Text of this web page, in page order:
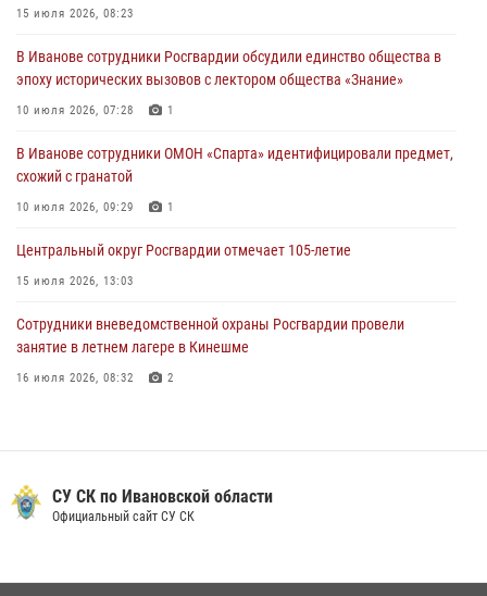
31 июля 2026, 11:08
В Ивановской области при содействии Росгвардии задержаны
подозреваемые в серии автомобильных краж
30 июля 2026, 12:41 2
Росгвардейцы Иванова приняли участие в богослужении в честь
празднования Дня Крещения Руси
28 июля 2026, 08:57 4
15 июля 2026, 08:23
В Иванове сотрудники Росгвардии обсудили единство общества в
эпоху исторических вызовов с лектором общества «Знание»
10 июля 2026, 07:28 1
В Иванове сотрудники ОМОН «Спарта» идентифицировали предмет,
схожий с гранатой
10 июля 2026, 09:29 1
Центральный округ Росгвардии отмечает 105-летие
15 июля 2026, 13:03
Сотрудники вневедомственной охраны Росгвардии провели
занятие в летнем лагере в Кинешме
16 июля 2026, 08:32 2
В Иванове росгвардейцы обеспечили безопасность граждан во
СУ СК по Ивановской области
Официальный сайт СУ СК